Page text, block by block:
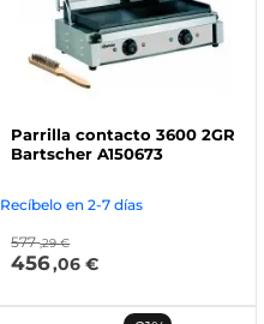
Parrilla contacto 3600 2GR
Bartscher A150673
Recíbelo en 2-7 días
577 ,29 €
456,06 €